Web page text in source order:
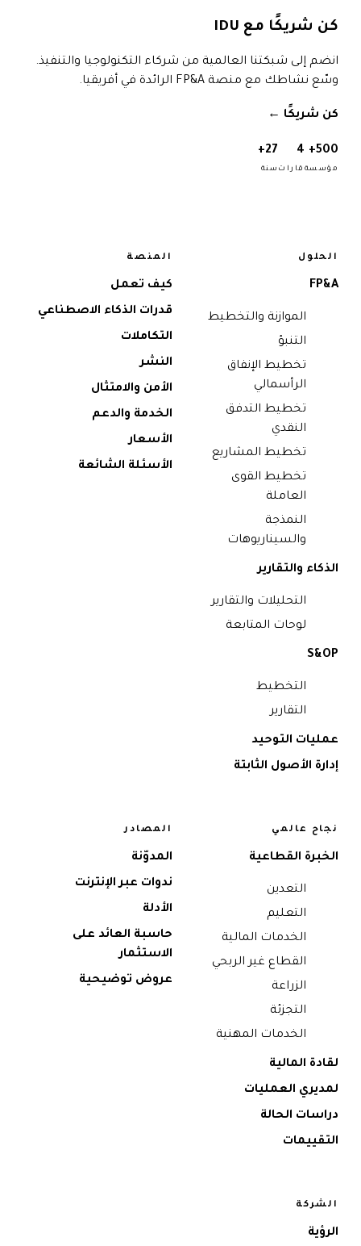
كن شريكًا مع IDU
انضم إلى شبكتنا العالمية من شركاء التكنولوجيا والتنفيذ.
وسّع نشاطك مع منصة FP&A الرائدة في أفريقيا.
كن شريكًا →
500+
مؤسسة
4
قارات
27+
سنة
الحلول
FP&A
الموازنة والتخطيط
التنبؤ
تخطيط الإنفاق
الرأسمالي
تخطيط التدفق
النقدي
تخطيط المشاريع
تخطيط القوى
العاملة
النمذجة
والسيناريوهات
الذكاء والتقارير
التحليلات والتقارير
لوحات المتابعة
S&OP
التخطيط
التقارير
عمليات التوحيد
إدارة الأصول الثابتة
المنصة
كيف تعمل
قدرات الذكاء الاصطناعي
التكاملات
النشر
الأمن والامتثال
الخدمة والدعم
الأسعار
الأسئلة الشائعة
نجاح عالمي
الخبرة القطاعية
التعدين
التعليم
الخدمات المالية
القطاع غير الربحي
الزراعة
التجزئة
الخدمات المهنية
لقادة المالية
لمديري العمليات
دراسات الحالة
التقييمات
المصادر
المدوّنة
ندوات عبر الإنترنت
الأدلة
حاسبة العائد على
الاستثمار
عروض توضيحية
الشركة
الرؤية